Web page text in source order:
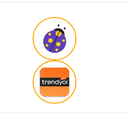
K... G... | 09/10/2025
Uygun fiyat,kaliteli ürün
Osman Bilge | 20/06/2025
Kalın misina ile uyumlumudur